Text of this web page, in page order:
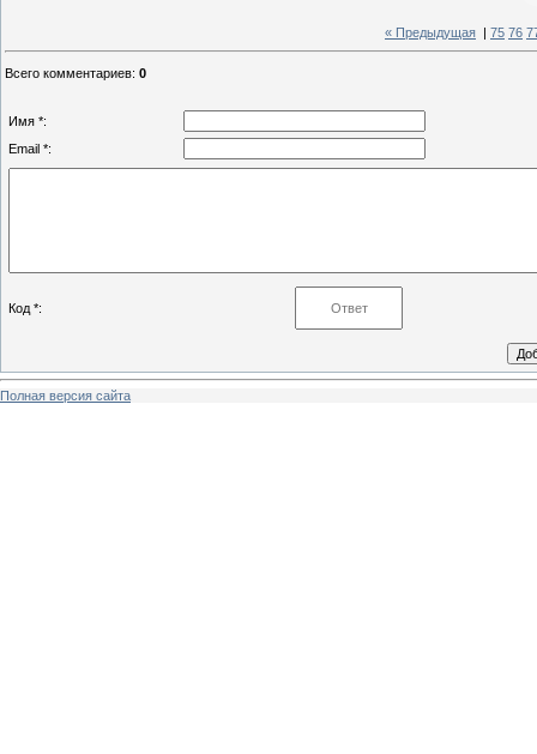
« Предыдущая 75 76
Всего комментариев: 0
Имя *:
Email *:
Код *:
Полная версия сайта